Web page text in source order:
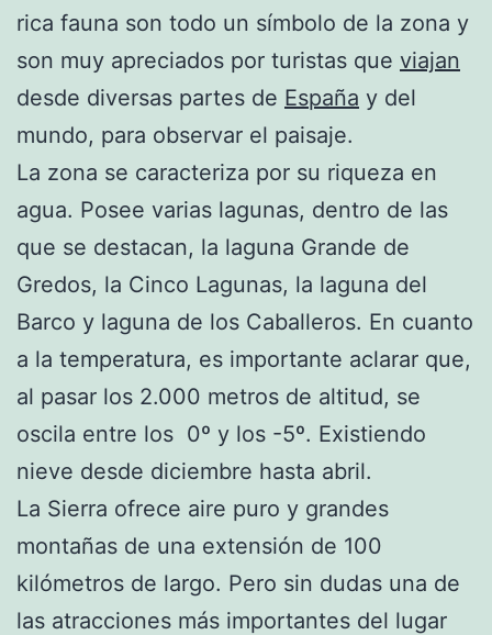
rica fauna son todo un símbolo de la zona y
son muy apreciados por turistas que viajan
desde diversas partes de España y del
mundo, para observar el paisaje.
La zona se caracteriza por su riqueza en
agua. Posee varias lagunas, dentro de las
que se destacan, la laguna Grande de
Gredos, la Cinco Lagunas, la laguna del
Barco y laguna de los Caballeros. En cuanto
a la temperatura, es importante aclarar que,
al pasar los 2.000 metros de altitud, se
oscila entre los 0º y los -5º. Existiendo
nieve desde diciembre hasta abril.
La Sierra ofrece aire puro y grandes
montañas de una extensión de 100
kilómetros de largo. Pero sin dudas una de
las atracciones más importantes del lugar